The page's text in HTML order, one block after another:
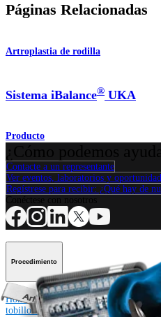
Páginas Relacionadas
Artroplastia de rodilla
Sistema iBalance® UKA
Producto
Contacte a un representante
Ver eventos, laboratorios y
Regístrese para recibir: ¿Qué hay de
Procedimiento
HombroRodillaCodoMano y muñeca
tobilloCaderaOrtobiológicos Cirugía